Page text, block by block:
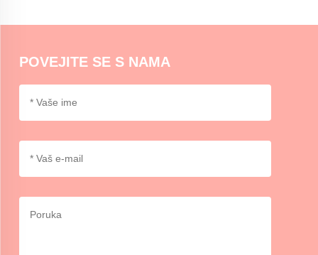
Pokušaj s malim područjem u početku.
POVEJITE SE S NAMA